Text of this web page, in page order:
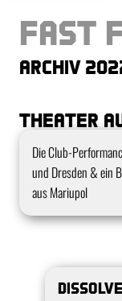
Fast
Archiv
Theater
Die Club-
und Dresden & ein
aus Mariupol